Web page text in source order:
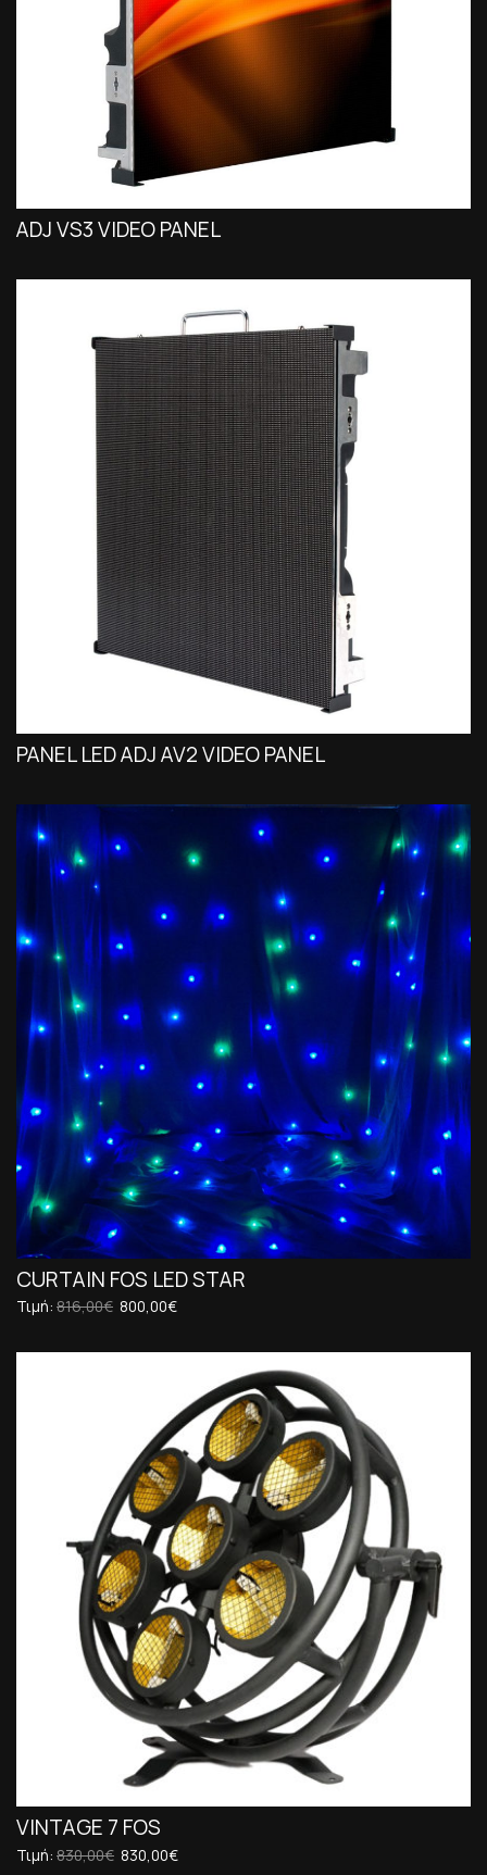
ADJ VS3 VIDEO PANEL
PANEL LED ADJ AV2 VIDEO PANEL
CURTAIN FOS LED STAR
Τιμή: 816,00€ 800,00€
VINTAGE 7 FOS
Τιμή: 830,00€ 830,00€